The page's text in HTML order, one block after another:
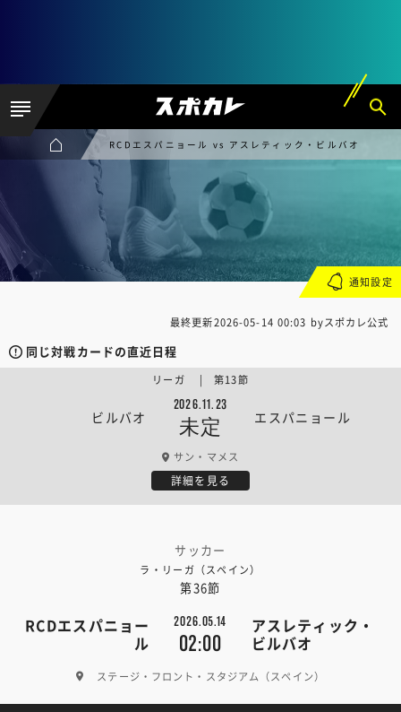
RCDエスパニョール vs アスレティック・ビルバオ
最終更新2026-05-14 00:03 byスポカレ公式
同じ対戦カードの直近日程
ビルバオ
2026.11.23
未定 エスパニョール
リーガ | 第13節
サン・マメス
詳細を見る
サッカー
ラ・リーガ（スペイン）
第36節
RCDエスパニョー
ル
2026.05.14
02:00
アスレティック・
ビルバオ
ステージ・フロント・スタジアム（スペイン）
通知設定